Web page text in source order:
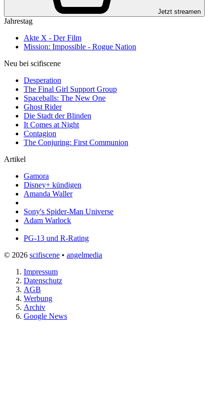
Jetzt streamen
Jahrestag
Akte X - Der Film
Mission: Impossible - Rogue Nation
Neu bei scifiscene
Desperation
The Final Girl Support Group
Spaceballs: The New One
Ghost Rider
Die Stadt der Blinden
It Comes at Night
Contagion
The Conjuring: First Communion
Artikel
Gamora
Disney+ kündigen
Amanda Waller
Sony's Spider-Man Universe
Adam Warlock
PG-13 und R-Rating
© 2026 scifiscene • angelmedia
Impressum
Datenschutz
AGB
Werbung
Archiv
Google News